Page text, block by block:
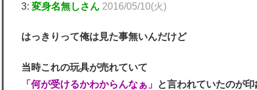
3: 変身名無しさん 2016/05/10(火)
はっきりって俺は見た事無いんだけど
当時これの玩具が売れていて
「何が受けるかわからんなぁ」 と言われていたのが印